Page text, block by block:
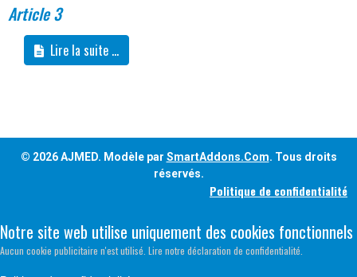
Article 3
Lire la suite ...
© 2026 AJMED. Modèle par SmartAddons.Com. Tous droits
réservés.
Politique de confidentialité
Notre site web utilise uniquement des cookies fonctionnels
Aucun cookie publicitaire n'est utilisé. Lire notre déclaration de confidentialité.